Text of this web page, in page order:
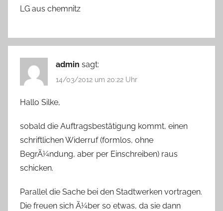
LG aus chemnitz
admin sagt:
14/03/2012 um 20:22 Uhr
Hallo Silke,
sobald die Auftragsbestätigung kommt, einen
schriftlichen Widerruf (formlos, ohne
BegrÃ¼ndung, aber per Einschreiben) raus
schicken.
Parallel die Sache bei den Stadtwerken vortragen.
Die freuen sich Ã¼ber so etwas, da sie dann